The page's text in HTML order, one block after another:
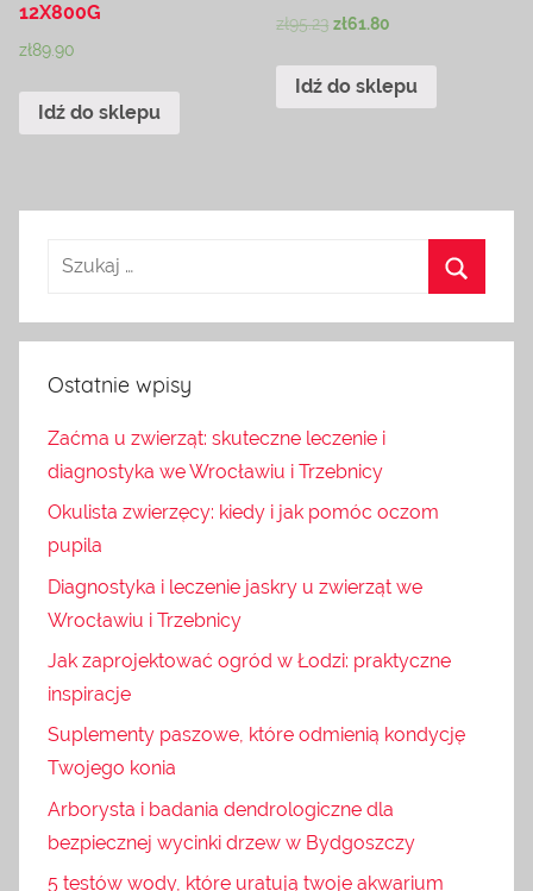
12X800G
zł89.90
Idź do sklepu
zł95.23 zł61.80
Idź do sklepu
Ostatnie wpisy
Zaćma u zwierząt: skuteczne leczenie i
diagnostyka we Wrocławiu i Trzebnicy
Okulista zwierzęcy: kiedy i jak pomóc oczom
pupila
Diagnostyka i leczenie jaskry u zwierząt we
Wrocławiu i Trzebnicy
Jak zaprojektować ogród w Łodzi: praktyczne
inspiracje
Suplementy paszowe, które odmienią kondycję
Twojego konia
Arborysta i badania dendrologiczne dla
bezpiecznej wycinki drzew w Bydgoszczy
5 testów wody, które uratują twoje akwarium